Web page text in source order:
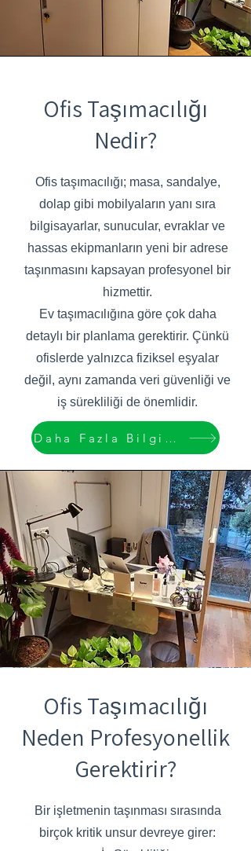
Ofis Taşımacılığı
Nedir?
Ofis taşımacılığı; masa, sandalye,
dolap gibi mobilyaların yanı sıra
bilgisayarlar, sunucular, evraklar ve
hassas ekipmanların yeni bir adrese
taşınmasını kapsayan profesyonel bir
hizmettir.
Ev taşımacılığına göre çok daha
detaylı bir planlama gerektirir. Çünkü
ofislerde yalnızca fiziksel eşyalar
değil, aynı zamanda veri güvenliği ve
iş sürekliliği de önemlidir.
Daha Fazla Bilgi Edin
Ofis Taşımacılığı
Neden Profesyonellik
Gerektirir?
Bir işletmenin taşınması sırasında
birçok kritik unsur devreye girer: